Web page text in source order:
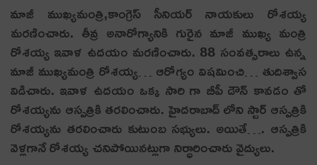
మాజీ ముఖ్య‌మంత్రి,కాంగ్రెస్ సీనియ‌ర్ నాయ‌కులు రోశ‌య్య
మ‌ర‌ణించారు. తీవ్ర అనారోగ్యానికి గురైన మాజీ ముఖ్య మంత్రి
రోశయ్య ఇవాళ ఉద‌యం మ‌ర‌ణించారు. 88 సంవ‌త్స‌రాలు ఉన్న
మాజీ ముఖ్య‌మంత్రి రోశ‌య్య‌… ఆరోగ్యం విష‌మించి… తుదిశ్వాస
విడిచారు. ఇవాళ ఉద‌యం ఒక్క సారి గా బీపీ డౌన్ కావడం తో
రోశ‌య్య‌ను ఆస్పత్రికి తరలించారు. హైద‌రాబాద్ లోని స్టార్ ఆస్పత్రికి
రోశ‌య్య‌ను తరలించారు కుటుంబ సభ్యులు. అయితే…. ఆస్పత్రికి
వెళ్లగానే రోశయ్య చనిపోయినట్లుగా నిర్ధారించారు వైద్యులు.